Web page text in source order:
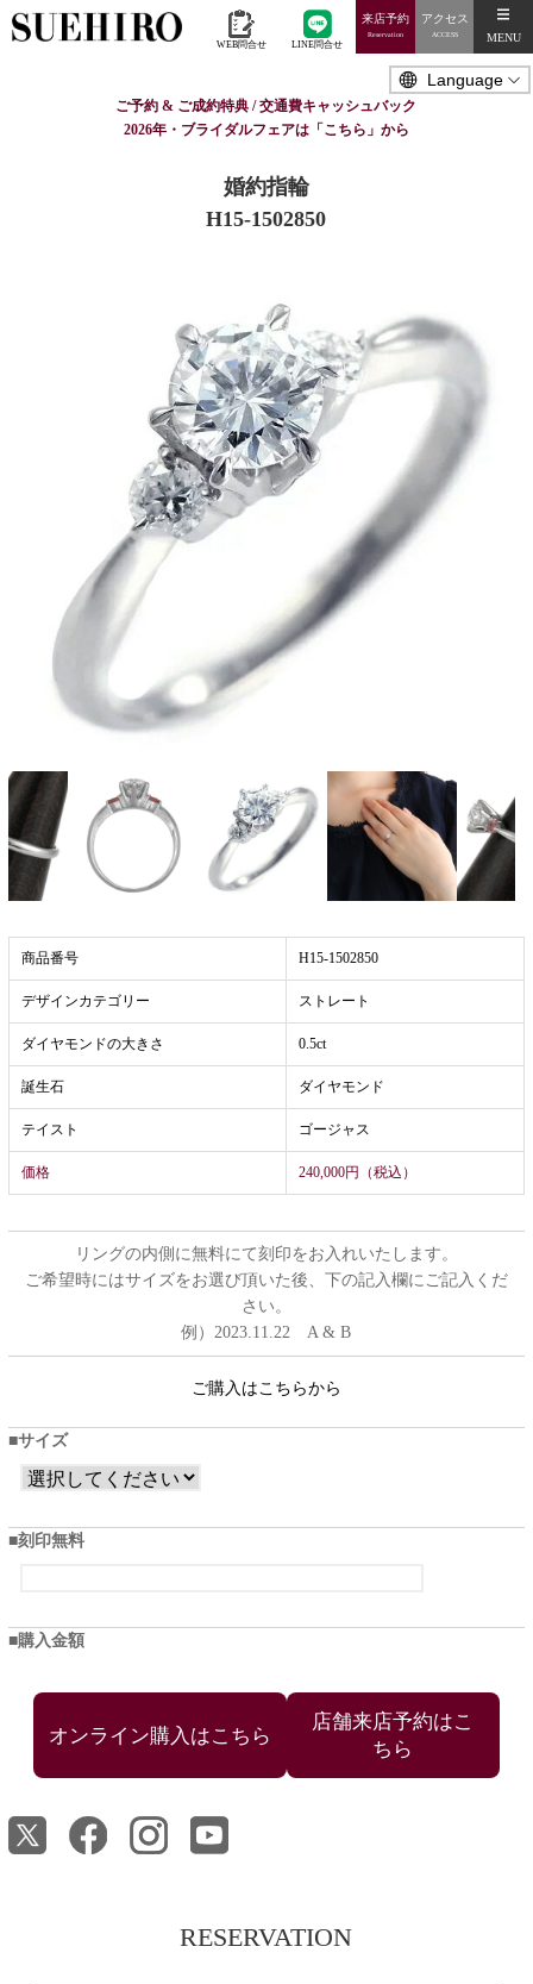
WEB問合せ LINE問合せ
来店予約
Reservation
アクセス
ACCESS MENU
ご予約 & ご成約特典 / 交通費キャッシュバック
2026年・ブライダルフェアは「こちら」から
婚約指輪
H15-1502850
商品番号 H15-1502850
デザインカテゴリー ストレート
ダイヤモンドの大きさ 0.5ct
誕生石 ダイヤモンド
テイスト ゴージャス
価格 240,000円（税込）
リングの内側に無料にて刻印をお入れいたします。
ご希望時にはサイズをお選び頂いた後、下の記入欄にご記入くだ
さい。
例）2023.11.22 A & B
ご購入はこちらから
サイズ
刻印無料
購入金額
店舗来店予約はこ
ちら
RESERVATION